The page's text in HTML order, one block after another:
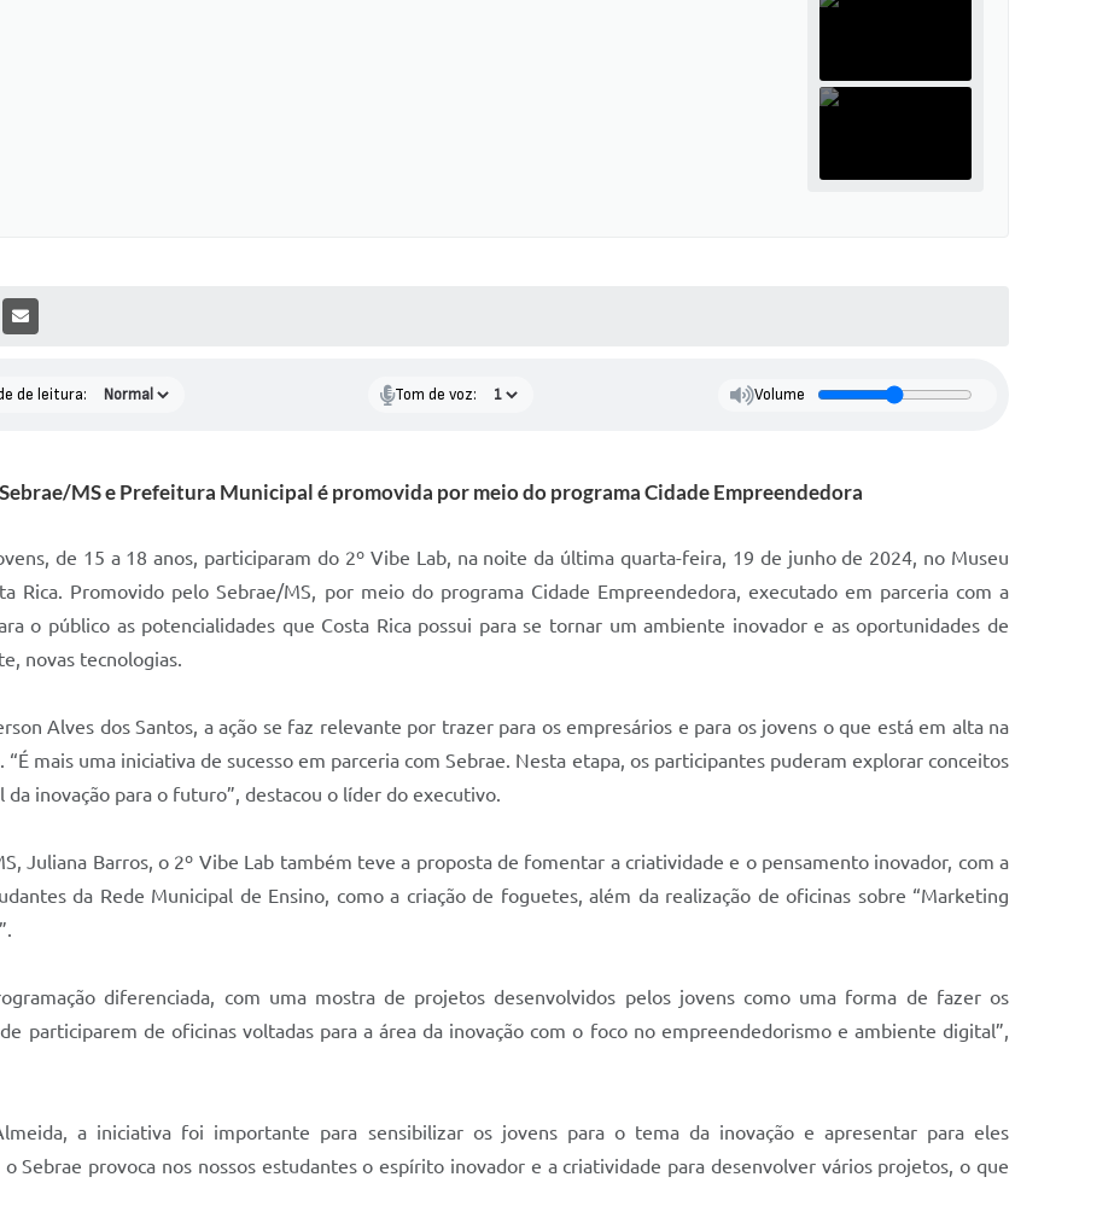
MÍDIAS
de leitura: Tom de voz: Volume
MS e Prefeitura Municipal é promovida por meio do programa Cidade Empreendedora
de 15 a 18 anos, participaram do 2º Vibe Lab, na noite da última quarta-feira, 19 de junho de 2024, no Museu
Rica. Promovido pelo Sebrae/MS, por meio do programa Cidade Empreendedora, executado em parceria com a
o público as potencialidades que Costa Rica possui para se tornar um ambiente inovador e as oportunidades de
novas tecnologias.
Alves dos Santos, a ação se faz relevante por trazer para os empresários e para os jovens o que está em alta na
mais uma iniciativa de sucesso em parceria com Sebrae. Nesta etapa, os participantes puderam explorar conceitos
inovação para o futuro”, destacou o líder do executivo.
Juliana Barros, o 2º Vibe Lab também teve a proposta de fomentar a criatividade e o pensamento inovador, com a
da Rede Municipal de Ensino, como a criação de foguetes, além da realização de oficinas sobre “Marketing
diferenciada, com uma mostra de projetos desenvolvidos pelos jovens como uma forma de fazer os
participarem de oficinas voltadas para a área da inovação com o foco no empreendedorismo e ambiente digital”,
a iniciativa foi importante para sensibilizar os jovens para o tema da inovação e apresentar para eles
o Sebrae provoca nos nossos estudantes o espírito inovador e a criatividade para desenvolver vários projetos, o que